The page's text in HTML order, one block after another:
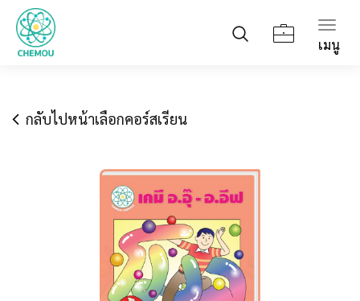
เมนู
กลับไปหน้าเลือกคอร์สเรียน